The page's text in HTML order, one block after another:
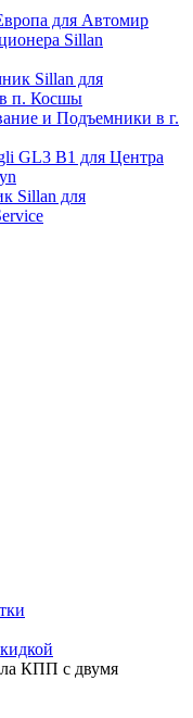
для Автомир
Sillan
Sillan для
в п. Косшы
и Подъемники в г.
GL3 B1 для Центра
Sillan для
КПП с двумя